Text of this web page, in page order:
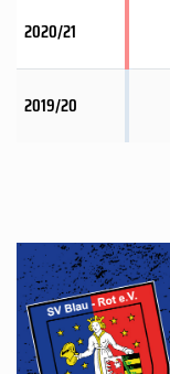
2020/21
2019/20